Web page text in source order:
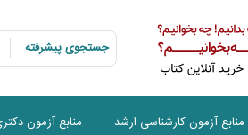
جستجوی پیشرفته
منابع آزمون کارشناسی ارشد منابع آزمون